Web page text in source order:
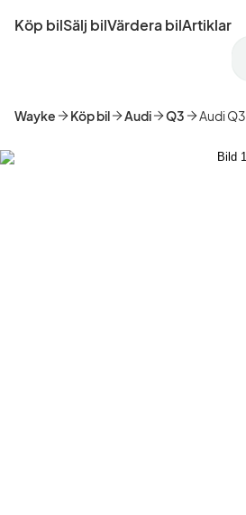
tillKöp bilSälj bilVärdera bilArtiklar
Wayke Köp bil Audi Q3 Audi